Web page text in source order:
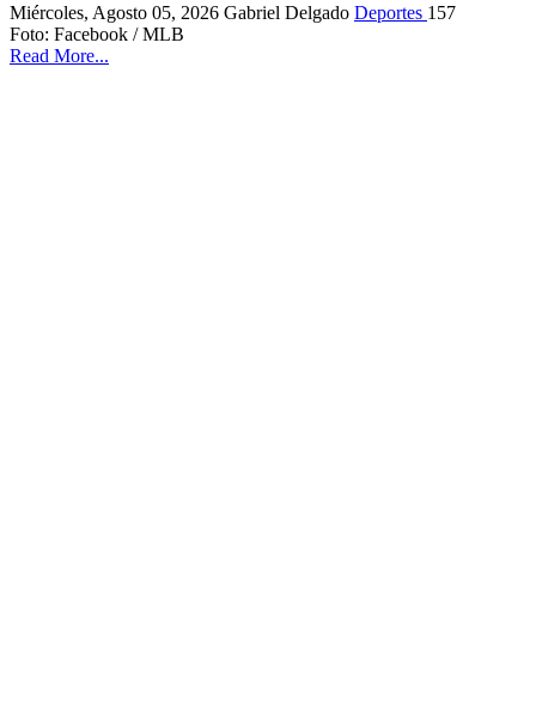
Miércoles, Agosto 05, 2026 Gabriel Delgado Deportes 157
Foto: Facebook / MLB
Read More...